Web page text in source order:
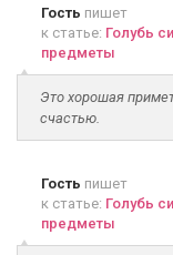
Гость пишет
к статье: Голубь
предметы
Это хорошая
счастью.
Гость пишет
к статье: Голубь
предметы